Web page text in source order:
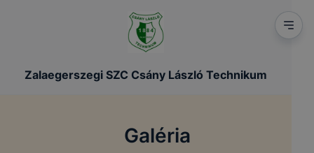
Zalaegerszegi SZC Csány László Technikum
Galéria